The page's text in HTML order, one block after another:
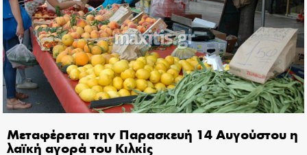
Μεταφέρεται την Παρασκευή 14 Αυγούστου η
λαϊκή αγορά του Κιλκίς